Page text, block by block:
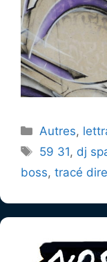
Catégories
Autres,
Étiquettes
59 31, dj
boss, tracé